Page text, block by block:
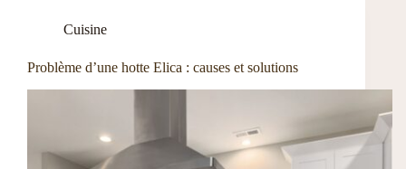
Cuisine
Problème d’une hotte Elica : causes et solutions